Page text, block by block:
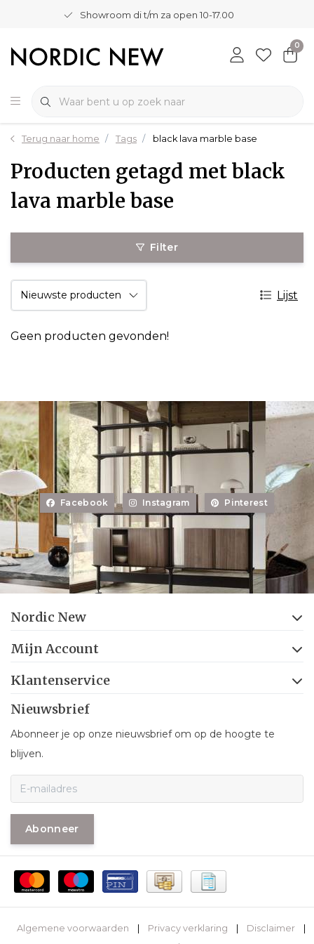
Showroom di t/m za open 10-17.00
0
Terug naar home Tags black lava marble base
Producten getagd met black
lava marble base
Filter
Lijst
Geen producten gevonden!
Facebook Instagram Pinterest
Nordic New
Mijn Account
Klantenservice
Nieuwsbrief
Abonneer je op onze nieuwsbrief om op de hoogte te
blijven.
Abonneer
Algemene voorwaarden Privacy verklaring Disclaimer